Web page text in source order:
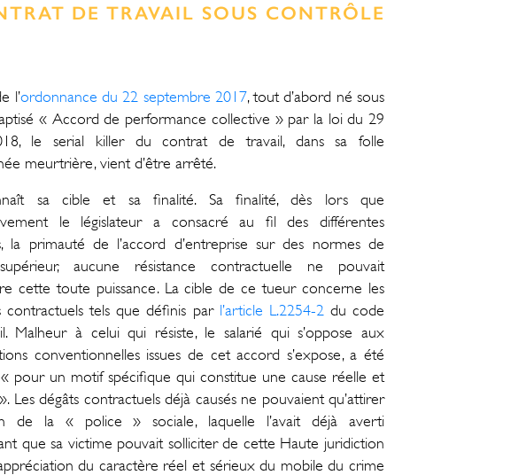
DE TRAVAIL SOUS CONTRÔLE
l’ordonnance du 22 septembre 2017, tout d’abord né sous
« Accord de performance collective » par la loi du 29
le serial killer du contrat de travail, dans sa folle
meurtrière, vient d’être arrêté.
sa cible et sa finalité. Sa finalité, dès lors que
le législateur a consacré au fil des différentes
la primauté de l’accord d’entreprise sur des normes de
aucune résistance contractuelle ne pouvait
cette toute puissance. La cible de ce tueur concerne les
contractuels tels que définis par l’article L.2254-2 du code
Malheur à celui qui résiste, le salarié qui s’oppose aux
conventionnelles issues de cet accord s’expose, a été
pour un motif spécifique qui constitue une cause réelle et
Les dégâts contractuels déjà causés ne pouvaient qu’attirer
de la « police » sociale, laquelle l’avait déjà averti
que sa victime pouvait solliciter de cette Haute juridiction
du caractère réel et sérieux du mobile du crime